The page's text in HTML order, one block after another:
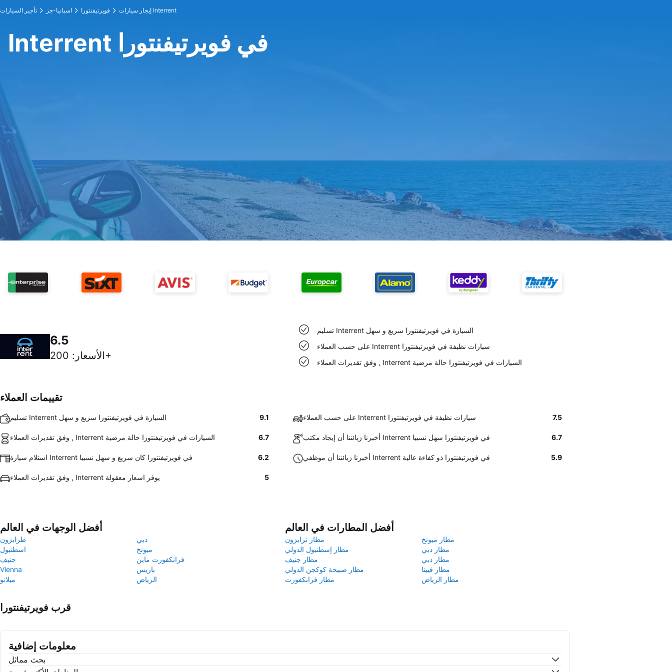
تأجير السيارات اسبانيا-جز فويرتيفنتورا إيجار سيارات Interrent
Interrent في فويرتيفنتورا
6.5
الأسعار : 200+
تسليم Interrent السيارة في فويرتيفنتورا سريع و سهل
على حسب العملاء Interrent سيارات نظيفة في فويرتيفنتورا
وفق تقديرات العملاء , Interrent السيارات في فويرتيفنتورا حالة مرضية
تقييمات العملاء
تسليم Interrent السيارة في فويرتيفنتورا سريع و سهل 9.1 على حسب العملاء Interrent سيارات نظيفة في فويرتيفنتورا 7.5
وفق تقديرات العملاء , Interrent السيارات في فويرتيفنتورا حالة مرضية 6.7 أخبرنا زبائننا أن إيجاد مكتب Interrent في فويرتيفنتورا سهل نسبيا 6.7
استلام سيارة Interrent في فويرتيفنتورا كان سريع و سهل نسبيا 6.2 أخبرنا زبائننا أن موظفي Interrent في فويرتيفنتورا ذو كفاءة عالية 5.9
وفق تقديرات العملاء , Interrent يوفر اسعار معقولة 5
أفضل الوجهات في العالم
طرابزون
دبي
اسطنبول
ميونخ
جنيف
فرانكفورت ماين
Vienna
باريس
ميلانو
الرياض
أفضل المطارات في العالم
مطار ترابزون
مطار ميونخ
مطار إسطنبول الدولي
مطار دبي
مطار جنيف
مطار دبي
مطار صبيحة كوكجن الدولي
مطار فيينا
مطار فرانكفورت
مطار الرياض
قرب فويرتيفنتورا
معلومات إضافية
بحث مماثل